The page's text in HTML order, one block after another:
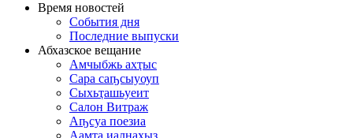
Время новостей
События дня
Последние выпуски
Абхазское вещание
Амчыбжь ахҭыс
Сара саҧсыуоуп
Сыхьҭашьуеит
Салон Витраж
Аҧсуа поезиа
Аамҭа иалнахыз